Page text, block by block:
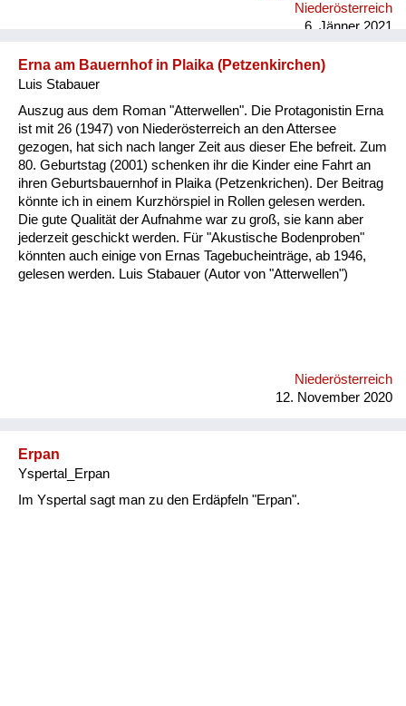
Niederösterreich
6. Jänner 2021
Erna am Bauernhof in Plaika (Petzenkirchen)
Luis Stabauer
Auszug aus dem Roman "Atterwellen". Die Protagonistin Erna
ist mit 26 (1947) von Niederösterreich an den Attersee
gezogen, hat sich nach langer Zeit aus dieser Ehe befreit. Zum
80. Geburtstag (2001) schenken ihr die Kinder eine Fahrt an
ihren Geburtsbauernhof in Plaika (Petzenkrichen). Der Beitrag
könnte ich in einem Kurzhörspiel in Rollen gelesen werden.
Die gute Qualität der Aufnahme war zu groß, sie kann aber
jederzeit geschickt werden. Für "Akustische Bodenproben"
könnten auch einige von Ernas Tagebucheinträge, ab 1946,
gelesen werden. Luis Stabauer (Autor von "Atterwellen")
Niederösterreich
12. November 2020
Erpan
Yspertal_Erpan
Im Yspertal sagt man zu den Erdäpfeln "Erpan".